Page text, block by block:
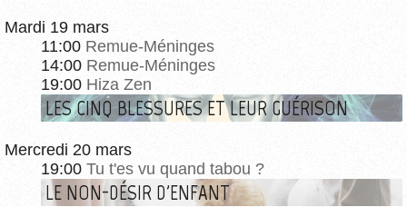
Mardi 19 mars
11:00 Remue-Méninges
14:00 Remue-Méninges
19:00 Hiza Zen
LES CINQ BLESSURES ET LEUR GUÉRISON
Mercredi 20 mars
19:00 Tu t'es vu quand tabou ?
LE NON-DÉSIR D'ENFANT